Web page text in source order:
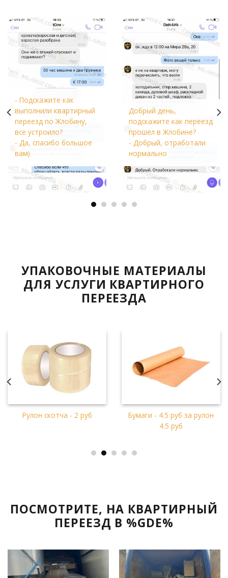
- Подскажите как
выполнили квартирный
переезд по Жлобину,
все устроило?
- Да, спасибо большое
вам)
Добрый день,
подскажите как переезд
прошел в Жлобине?
- Добрый, отработали
нормально
УПАКОВОЧНЫЕ МАТЕРИАЛЫ
ДЛЯ УСЛУГИ КВАРТИРНОГО
ПЕРЕЕЗДА
Пленка стретч - 8 руб за
Воздушно-пузырчатая
пленка - 1.5 руб за рулон
ПОСМОТРИТЕ, НА КВАРТИРНЫЙ
ПЕРЕЕЗД В %GDE%